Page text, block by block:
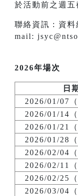
於活動前之週五
聯絡資訊：資
mail:
2026年場次
日期
2026/01/07
2026/01/14
2026/01/21
2026/01/28
2026/02/04
2026/02/11
2026/02/25
2026/03/04